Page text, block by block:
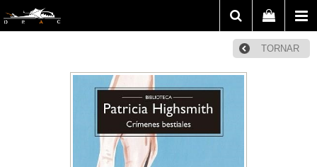
TORNAR